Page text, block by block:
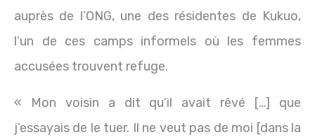
auprès de l’ONG, une des résidentes de Kukuo,
l’un de ces camps informels où les femmes
accusées trouvent refuge.
« Mon voisin a dit qu’il avait rêvé […] que
j’essayais de le tuer. Il ne veut pas de moi [dans la